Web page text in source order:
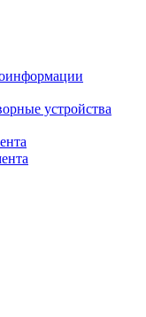
устройства